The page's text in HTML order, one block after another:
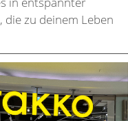
zu deinem Leben